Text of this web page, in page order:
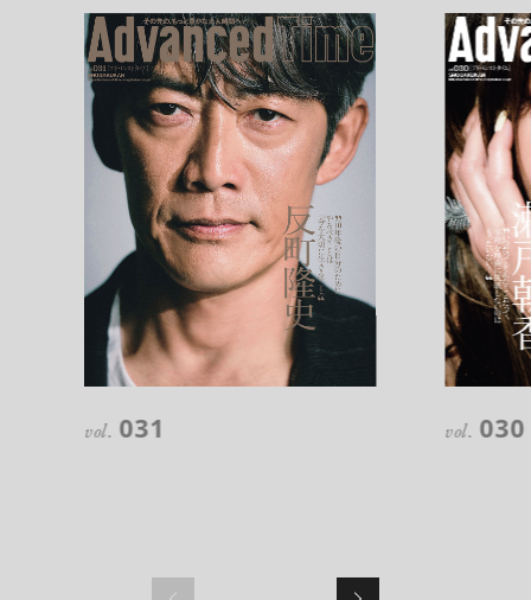
vol. 031 vol. 030